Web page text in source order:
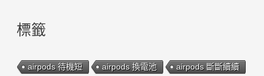
標籤
airpods 待機短 airpods 換電池 airpods 斷斷續續